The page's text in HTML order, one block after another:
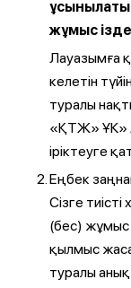
жұмыс
Лауазымға
келетін
туралы
«ҚТЖ» ҰК»
іріктеуге
Еңбек
Сізге
(бес) жұмыс
қылмыс
туралы